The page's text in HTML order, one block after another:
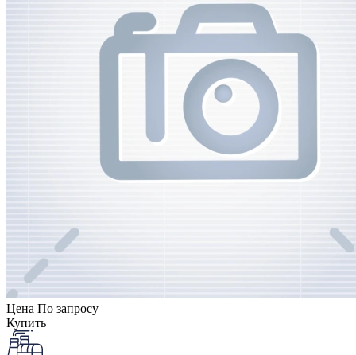
Цена По запросу
Купить